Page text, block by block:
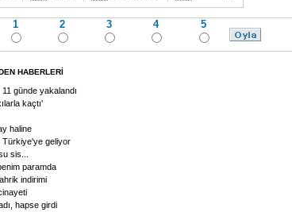
1 2 3 4 5
HABERLERİ
11 günde yakalandı
kaçtı'
haline
Türkiye'ye geliyor
sis...
paramda
indirimi
hapse girdi